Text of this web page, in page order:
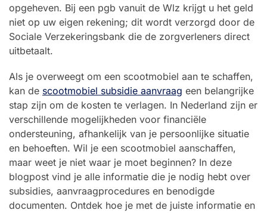
opgeheven. Bij een pgb vanuit de Wlz krijgt u het geld
niet op uw eigen rekening; dit wordt verzorgd door de
Sociale Verzekeringsbank die de zorgverleners direct
uitbetaalt.
Als je overweegt om een scootmobiel aan te schaffen,
kan de scootmobiel subsidie aanvraag een belangrijke
stap zijn om de kosten te verlagen. In Nederland zijn er
verschillende mogelijkheden voor financiële
ondersteuning, afhankelijk van je persoonlijke situatie
en behoeften. Wil je een scootmobiel aanschaffen,
maar weet je niet waar je moet beginnen? In deze
blogpost vind je alle informatie die je nodig hebt over
subsidies, aanvraagprocedures en benodigde
documenten. Ontdek hoe je met de juiste informatie en